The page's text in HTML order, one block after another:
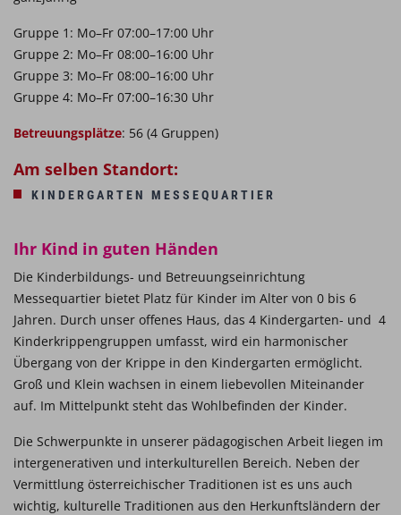
Gruppe 1: Mo–Fr 07:00–17:00 Uhr
Gruppe 2: Mo–Fr 08:00–16:00 Uhr
Gruppe 3: Mo–Fr 08:00–16:00 Uhr
Gruppe 4: Mo–Fr 07:00–16:30 Uhr
Betreuungsplätze: 56 (4 Gruppen)
Am selben Standort:
KINDERGARTEN MESSEQUARTIER
Ihr Kind in guten Händen
Die Kinderbildungs- und Betreuungseinrichtung
Messequartier bietet Platz für Kinder im Alter von 0 bis 6
Jahren. Durch unser offenes Haus, das 4 Kindergarten- und 4
Kinderkrippengruppen umfasst, wird ein harmonischer
Übergang von der Krippe in den Kindergarten ermöglicht.
Groß und Klein wachsen in einem liebevollen Miteinander
auf. Im Mittelpunkt steht das Wohlbefinden der Kinder.
Die Schwerpunkte in unserer pädagogischen Arbeit liegen im
intergenerativen und interkulturellen Bereich. Neben der
Vermittlung österreichischer Traditionen ist es uns auch
wichtig, kulturelle Traditionen aus den Herkunftsländern der